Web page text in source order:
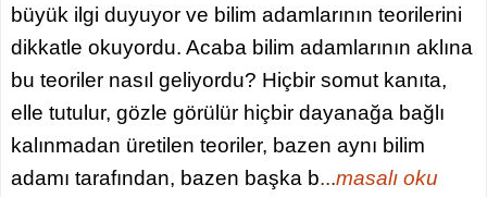
büyük ilgi duyuyor ve bilim adamlarının teorilerini
dikkatle okuyordu. Acaba bilim adamlarının aklına
bu teoriler nasıl geliyordu? Hiçbir somut kanıta,
elle tutulur, gözle görülür hiçbir dayanağa bağlı
kalınmadan üretilen teoriler, bazen aynı bilim
adamı tarafından, bazen başka b...masalı oku